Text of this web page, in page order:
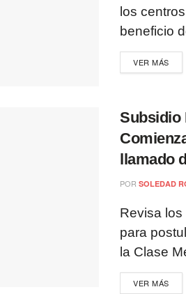
los
beneficio
VER MÁS
Subsidio
llamado
POR SOLEDAD
Revisa
para
la Clase
VER MÁS